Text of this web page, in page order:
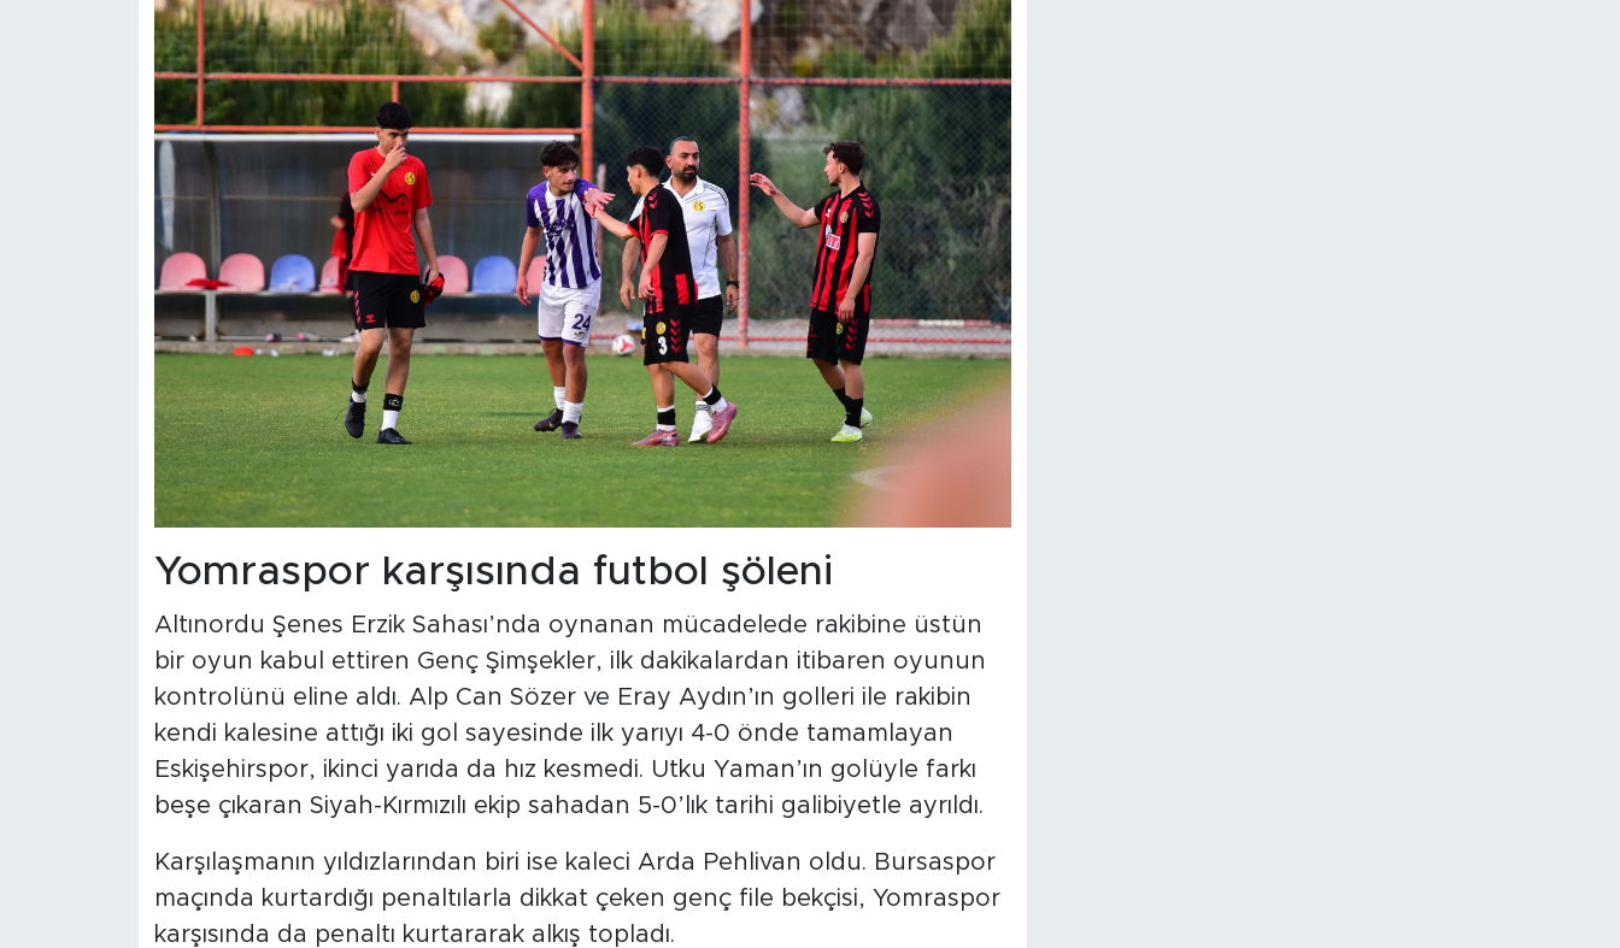
Yomraspor karşısında futbol şöleni
Altınordu Şenes Erzik Sahası’nda oynanan mücadelede rakibine üstün
bir oyun kabul ettiren Genç Şimşekler, ilk dakikalardan itibaren oyunun
kontrolünü eline aldı. Alp Can Sözer ve Eray Aydın’ın golleri ile rakibin
kendi kalesine attığı iki gol sayesinde ilk yarıyı 4-0 önde tamamlayan
Eskişehirspor, ikinci yarıda da hız kesmedi. Utku Yaman’ın golüyle farkı
beşe çıkaran Siyah-Kırmızılı ekip sahadan 5-0’lık tarihi galibiyetle ayrıldı.
Karşılaşmanın yıldızlarından biri ise kaleci Arda Pehlivan oldu. Bursaspor
maçında kurtardığı penaltılarla dikkat çeken genç file bekçisi, Yomraspor
karşısında da penaltı kurtararak alkış topladı.